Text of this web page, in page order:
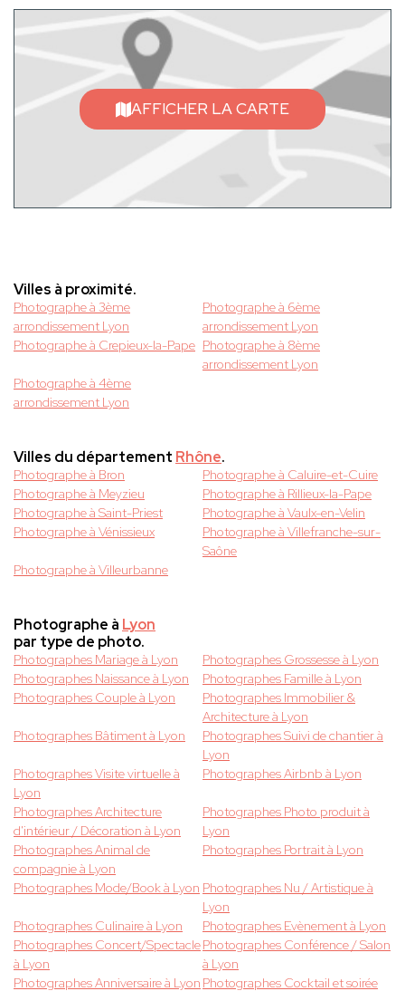
AFFICHER LA CARTE
Villes à proximité.
Photographe à 3ème
arrondissement Lyon
Photographe à 6ème
arrondissement Lyon
Photographe à Crepieux-la-Pape Photographe à 8ème
arrondissement Lyon
Photographe à 4ème
arrondissement Lyon
Villes du département Rhône.
Photographe à Bron
Photographe à Caluire-et-Cuire
Photographe à Meyzieu
Photographe à Rillieux-la-Pape
Photographe à Saint-Priest
Photographe à Vaulx-en-Velin
Photographe à Vénissieux
Photographe à Villefranche-sur-
Saône
Photographe à Villeurbanne
Photographe à Lyon
par type de photo.
Photographes Mariage à Lyon
Photographes Grossesse à Lyon
Photographes Naissance à Lyon
Photographes Famille à Lyon
Photographes Couple à Lyon
Photographes Immobilier &
Architecture à Lyon
Photographes Bâtiment à Lyon
Photographes Suivi de chantier à
Lyon
Photographes Visite virtuelle à
Lyon
Photographes Airbnb à Lyon
Photographes Architecture
d'intérieur / Décoration à Lyon
Photographes Photo produit à
Lyon
Photographes Animal de
compagnie à Lyon
Photographes Portrait à Lyon
Photographes Mode/Book à Lyon Photographes Nu / Artistique à
Lyon
Photographes Culinaire à Lyon
Photographes Evènement à Lyon
Photographes Concert/Spectacle
à Lyon
Photographes Conférence / Salon
à Lyon
Photographes Anniversaire à Lyon Photographes Cocktail et soirée